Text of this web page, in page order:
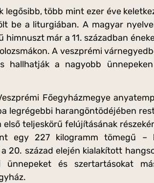
legősibb, több mint ezer éve
be a liturgiában. A magyar
himnuszt már a 11. században
A veszprémi
hallhatják a nagyobb
Főegyházmegye
legrégebbi harangöntödéjében
teljeskörű felújításának
egy 227 kilogramm tömegű –
20. század elején kialakított
és szertartásokat